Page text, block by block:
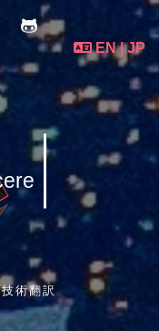
EN|JP
ere
術翻訳